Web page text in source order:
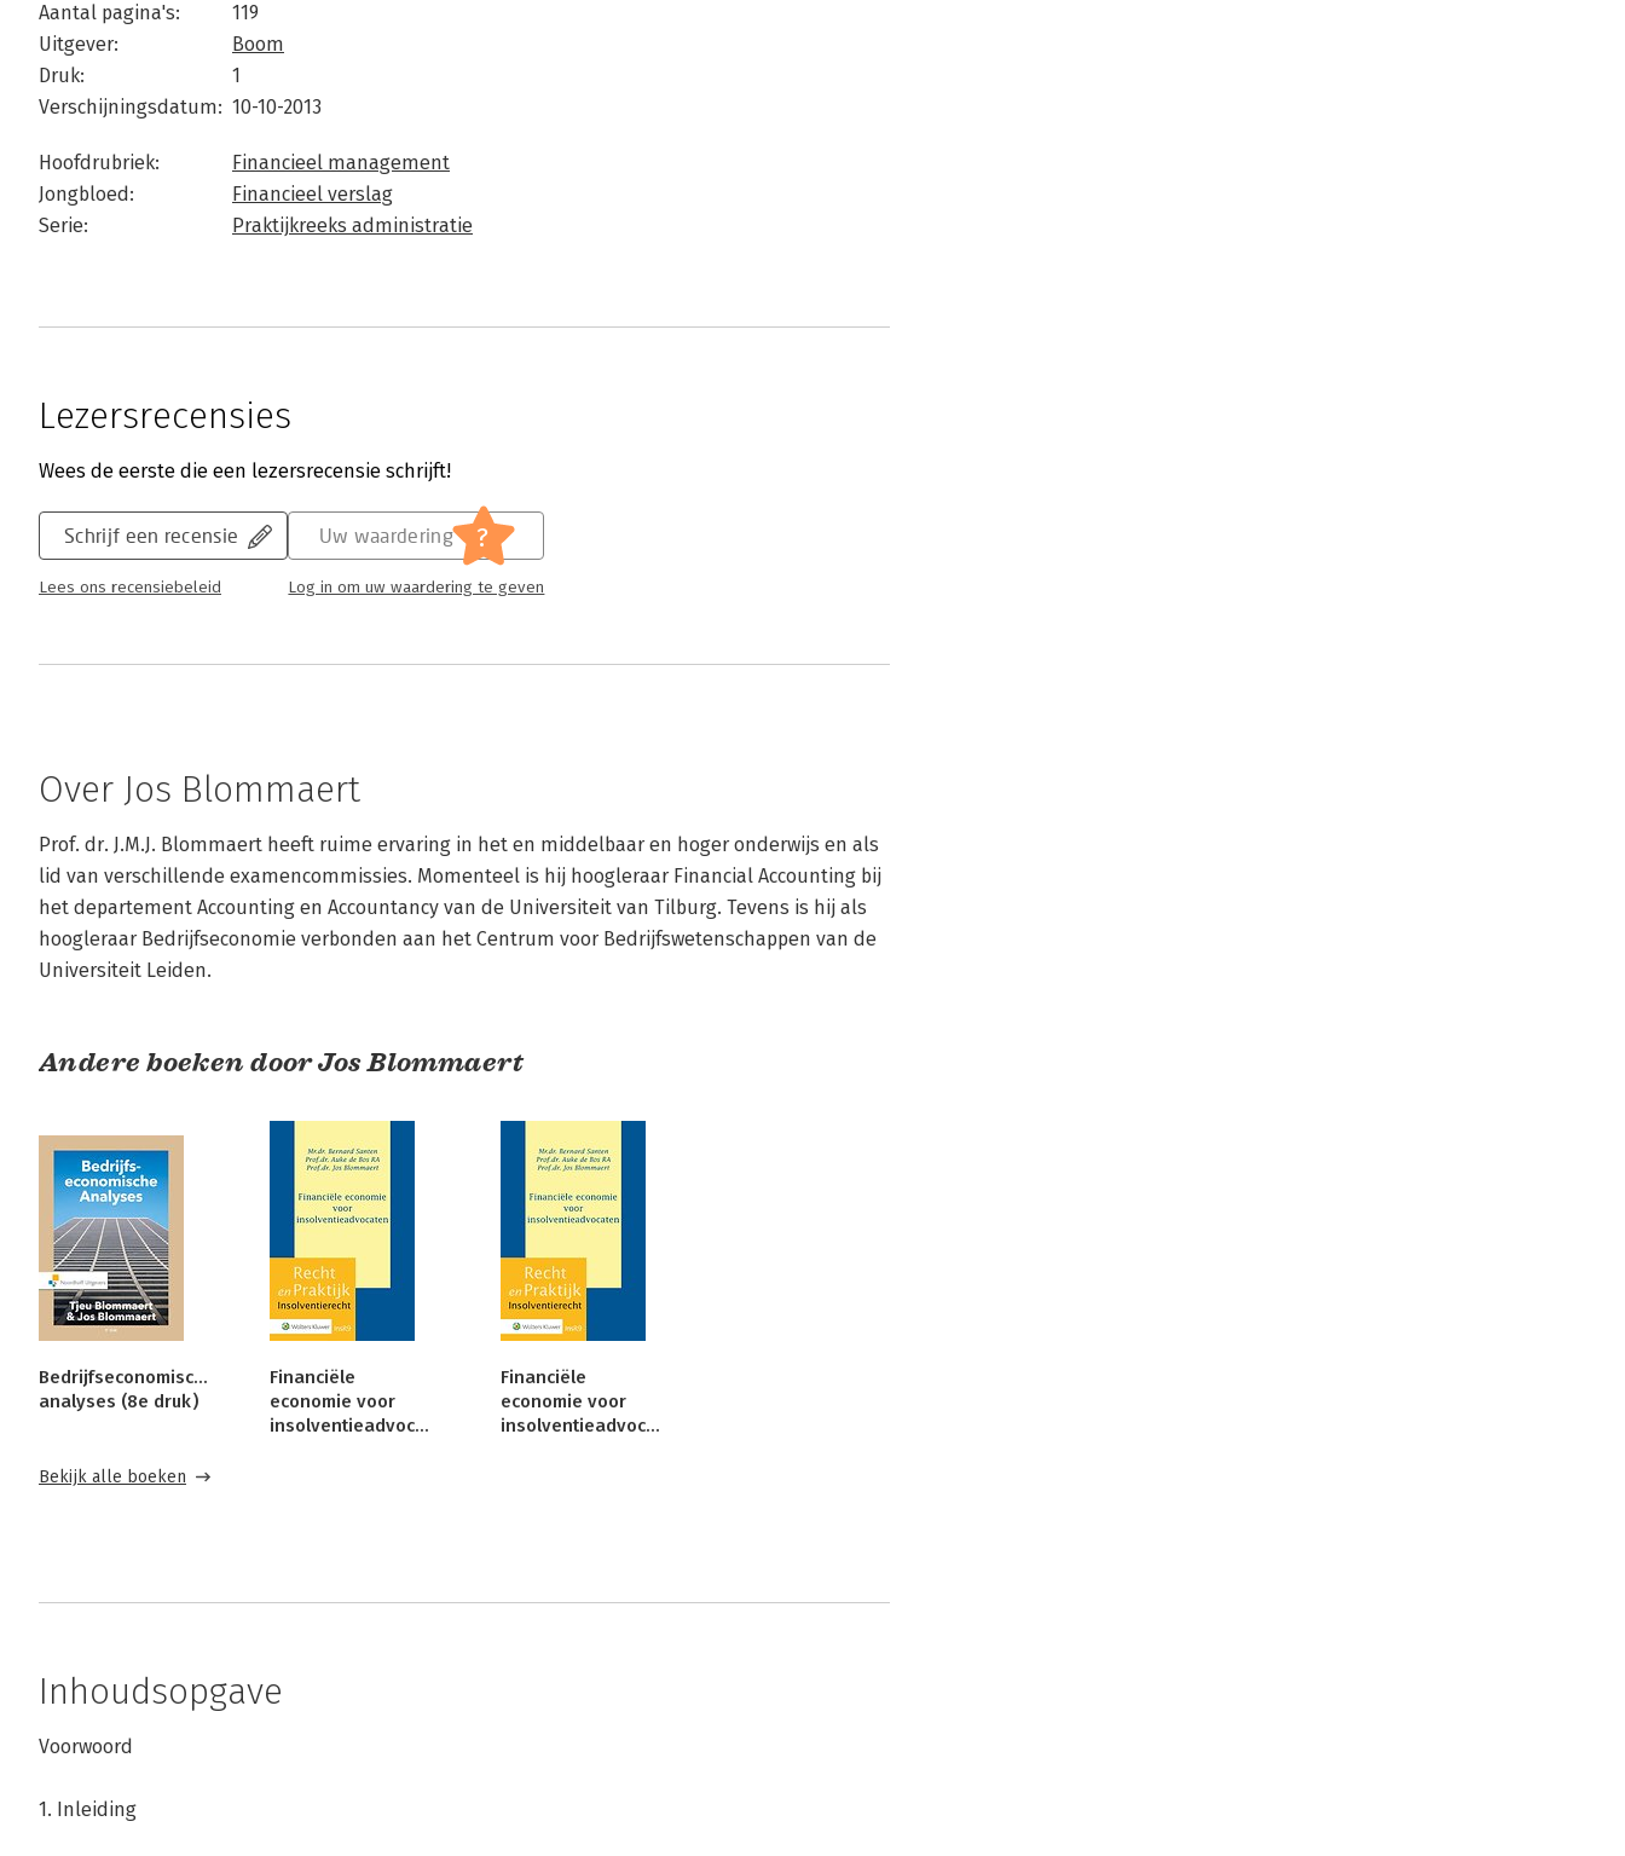
Aantal pagina's:
119
Uitgever:
Boom
Druk:
1
Verschijningsdatum: 10-10-2013
Hoofdrubriek:
Financieel management
Jongbloed:
Financieel verslag
Serie:
Praktijkreeks administratie
Lezersrecensies
Wees de eerste die een lezersrecensie schrijft!
Schrijf een recensie
Lees ons recensiebeleid
Uw waardering ?
Log in om uw waardering te geven
Over Jos Blommaert
Prof. dr. J.M.J. Blommaert heeft ruime ervaring in het en middelbaar en hoger onderwijs en als
lid van verschillende examencommissies. Momenteel is hij hoogleraar Financial Accounting bij
het departement Accounting en Accountancy van de Universiteit van Tilburg. Tevens is hij als
hoogleraar Bedrijfseconomie verbonden aan het Centrum voor Bedrijfswetenschappen van de
Universiteit Leiden.
Andere boeken door Jos Blommaert
Bedrijfseconomische
analyses (8e druk)
Financiële
economie voor
insolventieadvocaten
Financiële
economie voor
insolventieadvocaten
Bekijk alle boeken
Inhoudsopgave
Voorwoord
1. Inleiding